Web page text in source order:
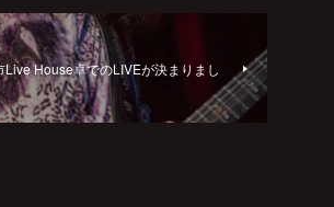
House卓でのLIVEが決まりまし